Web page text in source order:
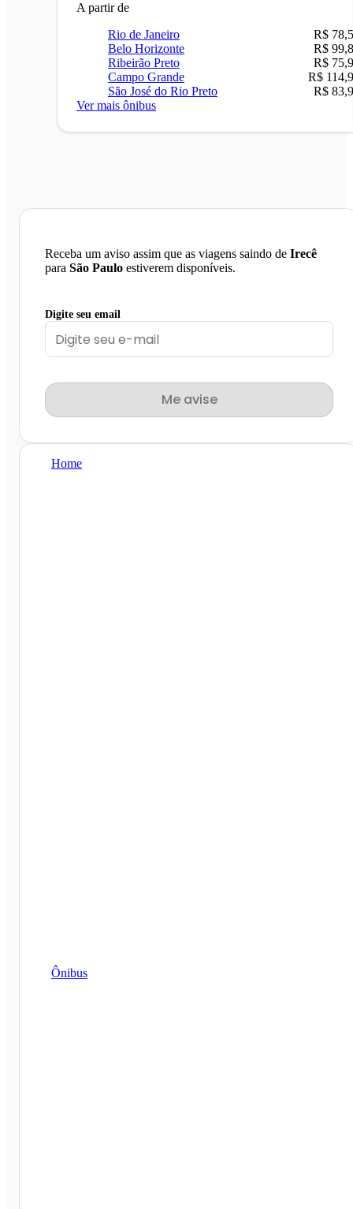
A partir de
Rio de Janeiro
R$
Belo Horizonte
R$
Ribeirão Preto
R$
Campo Grande
R$
São José do Rio Preto
R$
Ver mais ônibus
Receba um aviso assim que as viagens saindo de Irecê
para São Paulo estiverem disponíveis.
Digite seu email
Me avise
Home
Ônibus